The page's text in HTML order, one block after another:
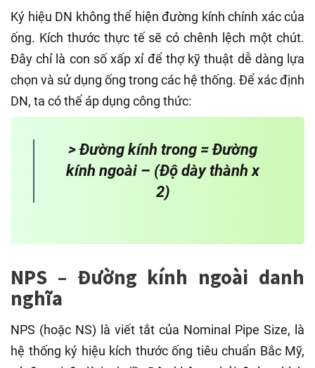
Ký hiệu DN không thể hiện đường kính chính xác của
ống. Kích thước thực tế sẽ có chênh lệch một chút.
Đây chỉ là con số xấp xỉ để thợ kỹ thuật dễ dàng lựa
chọn và sử dụng ống trong các hệ thống. Để xác định
DN, ta có thể áp dụng công thức:
> Đường kính trong = Đường
kính ngoài – (Độ dày thành x
2)
NPS – Đường kính ngoài danh
nghĩa
NPS (hoặc NS) là viết tắt của Nominal Pipe Size, là
hệ thống ký hiệu kích thước ống tiêu chuẩn Bắc Mỹ,